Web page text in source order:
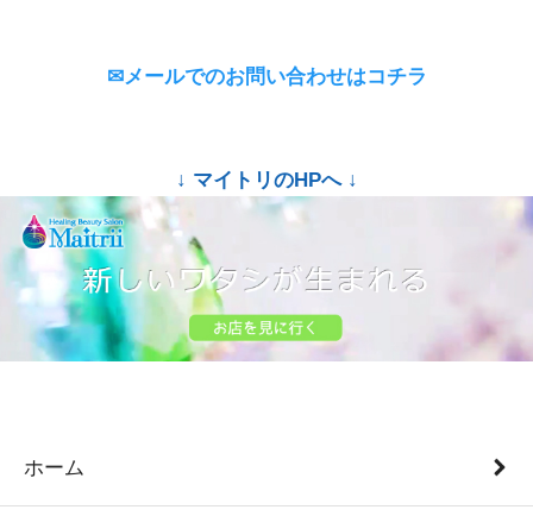
✉メールでのお問い合わせはコチラ
↓ マイトリのHPへ ↓
ホーム